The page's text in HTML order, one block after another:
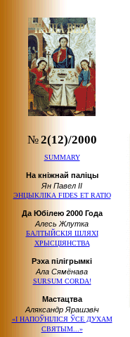
№2(12)/2000
SUMMARY
На кніжнай паліцы
Ян Павел ІІ
ЭНЦЫКЛІКА FIDES ET RATIO
Да Юбілею 2000 Года
Алесь Жлутка
БАЛТЫЙСКІЯ ШЛЯХІ
ХРЫСЦІЯНСТВА
Рэха пілігрымкі
Ала Сямёнава
SURSUM CORDA!
Мастацтва
Аляксандр Ярашэвіч
«І НАПОЎНІЛІСЯ ЎСЕ ДУХАМ
СВЯТЫМ...»